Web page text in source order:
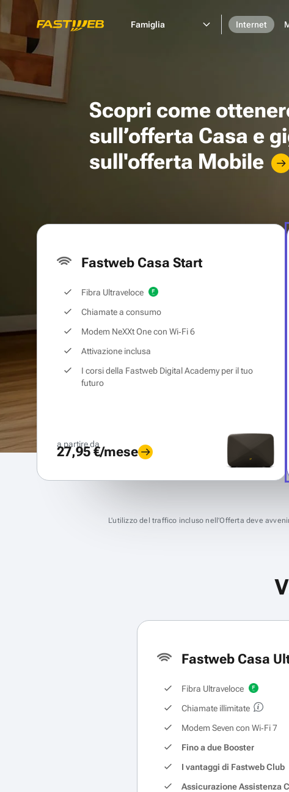
Famiglia Internet
Scopri come
sull’offerta Casa e
sull'offerta Mobile
Fastweb Casa Start
Fibra Ultraveloce
Chiamate a consumo
Modem NeXXt One con Wi‑Fi 6
Attivazione inclusa
I corsi della Fastweb Digital Academy per il tuo
futuro
a partire da
27,95 €/mese
L’utilizzo del traffico incluso nell’Offerta deve
Fastweb Casa
Fibra Ultraveloce
Chiamate illimitate
Modem Seven con Wi‑Fi 7
Fino a due Booster
I vantaggi di Fastweb Club
Assicurazione Assistenza